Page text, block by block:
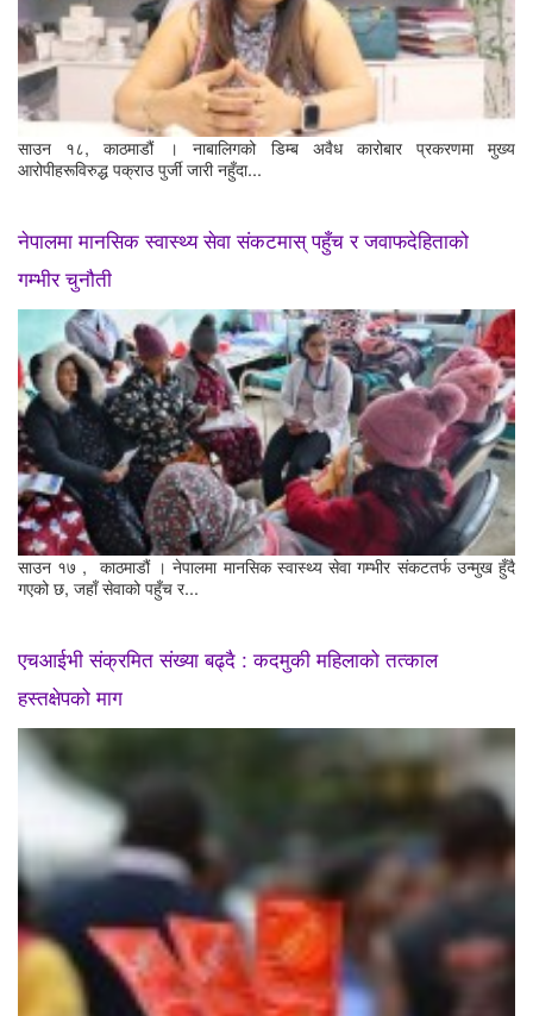
साउन १८, काठमाडौं । नाबालिगको डिम्ब अवैध कारोबार प्रकरणमा मुख्य
आरोपीहरूविरुद्ध पक्राउ पुर्जी जारी नहुँदा...
नेपालमा मानसिक स्वास्थ्य सेवा संकटमास् पहुँच र जवाफदेहिताको
गम्भीर चुनौती
साउन १७ , काठमाडौं । नेपालमा मानसिक स्वास्थ्य सेवा गम्भीर संकटतर्फ उन्मुख हुँदै
गएको छ, जहाँ सेवाको पहुँच र...
एचआईभी संक्रमित संख्या बढ्दै : कदमुकी महिलाको तत्काल
हस्तक्षेपको माग